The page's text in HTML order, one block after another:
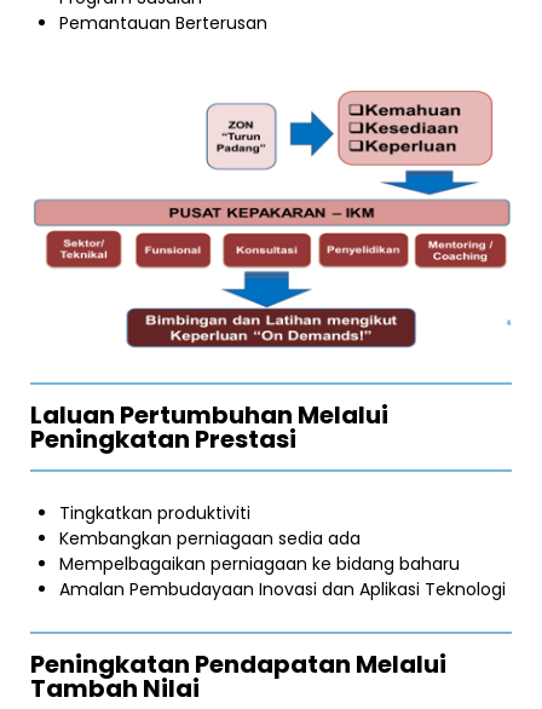
Pemantauan Berterusan
Laluan Pertumbuhan Melalui
Peningkatan Prestasi
Tingkatkan produktiviti
Kembangkan perniagaan sedia ada
Mempelbagaikan perniagaan ke bidang baharu
Amalan Pembudayaan Inovasi dan Aplikasi Teknologi
Peningkatan Pendapatan Melalui
Tambah Nilai